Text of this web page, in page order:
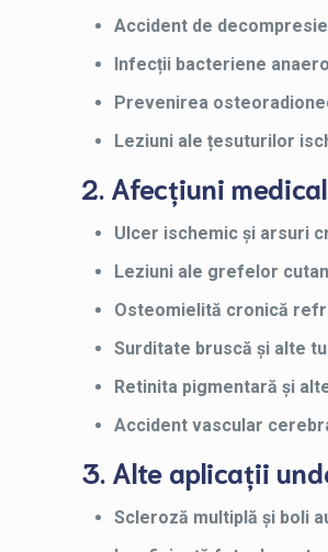
Accident de
Infecții bacteriene
Prevenirea
Leziuni ale țesuturilor
2. Afecțiuni
Ulcer ischemic și arsuri
Leziuni ale grefelor
Osteomielită cronică
Surditate bruscă și alte
Retinita pigmentară și
Accident vascular
3. Alte aplicații
Scleroză multiplă și boli